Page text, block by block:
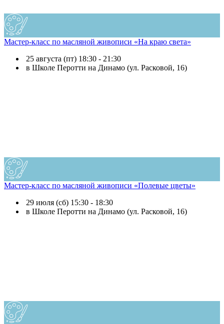
Мастер-класс по масляной живописи «На краю света»
25 августа (пт) 18:30 - 21:30
в Школе Перотти на Динамо (ул. Расковой, 16)
Мастер-класс по масляной живописи «Полевые цветы»
29 июля (сб) 15:30 - 18:30
в Школе Перотти на Динамо (ул. Расковой, 16)